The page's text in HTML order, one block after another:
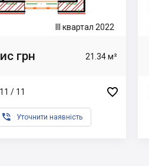
III квартал 2022
грн 21.34 м²
/ 11 
 Уточнити наявність